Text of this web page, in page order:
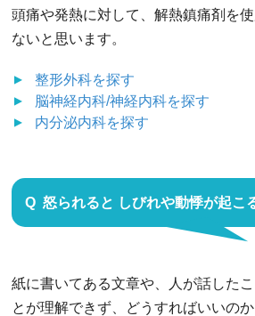
頭痛や発熱に対して、解熱鎮痛剤を
ないと思います。
整形外科を探す
脳神経内科/神経内科を探す
内分泌内科を探す
怒られると しびれや動悸が起こ
紙に書いてある文章や、人が話したこ
とが理解できず、どうすればいいのか